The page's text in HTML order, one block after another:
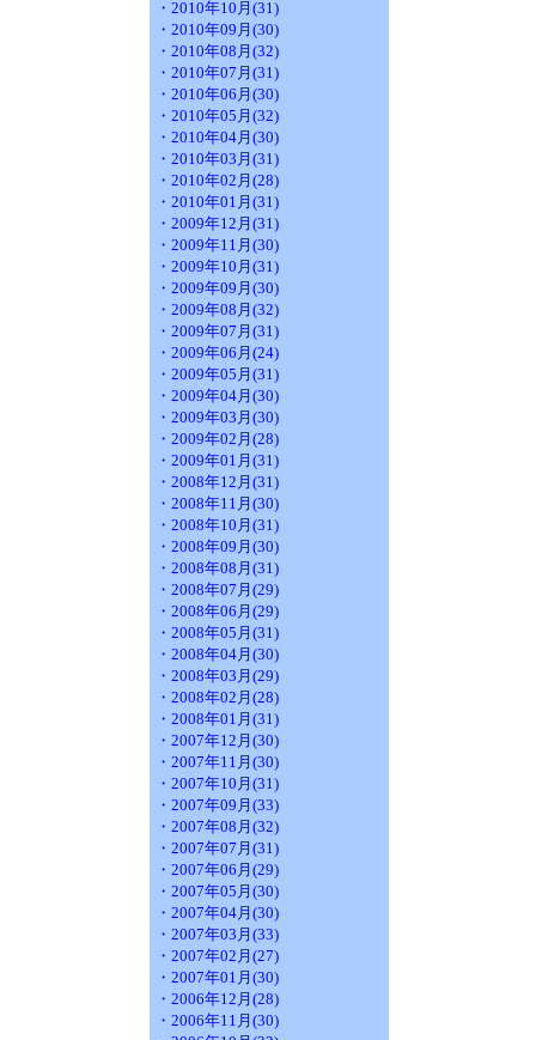
・2010年10月(31)
・2010年09月(30)
・2010年08月(32)
・2010年07月(31)
・2010年06月(30)
・2010年05月(32)
・2010年04月(30)
・2010年03月(31)
・2010年02月(28)
・2010年01月(31)
・2009年12月(31)
・2009年11月(30)
・2009年10月(31)
・2009年09月(30)
・2009年08月(32)
・2009年07月(31)
・2009年06月(24)
・2009年05月(31)
・2009年04月(30)
・2009年03月(30)
・2009年02月(28)
・2009年01月(31)
・2008年12月(31)
・2008年11月(30)
・2008年10月(31)
・2008年09月(30)
・2008年08月(31)
・2008年07月(29)
・2008年06月(29)
・2008年05月(31)
・2008年04月(30)
・2008年03月(29)
・2008年02月(28)
・2008年01月(31)
・2007年12月(30)
・2007年11月(30)
・2007年10月(31)
・2007年09月(33)
・2007年08月(32)
・2007年07月(31)
・2007年06月(29)
・2007年05月(30)
・2007年04月(30)
・2007年03月(33)
・2007年02月(27)
・2007年01月(30)
・2006年12月(28)
・2006年11月(30)